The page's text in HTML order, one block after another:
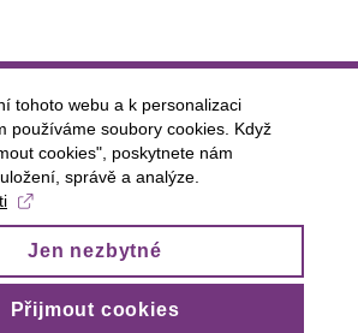
tohoto webu a k personalizaci
používáme soubory cookies. Když
cookies", poskytnete nám
správě a analýze.
Jen nezbytné
Přijmout cookies